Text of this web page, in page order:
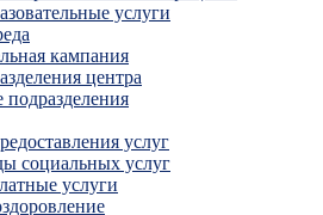
услуги
кампания
центра
услуг
социальных услуг
услуги